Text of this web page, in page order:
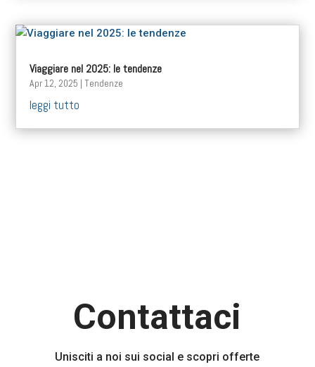
Viaggiare nel 2025: le tendenze
Apr 12, 2025 |Tendenze
leggi tutto
Contattaci
Unisciti a noi sui social e scopri offerte